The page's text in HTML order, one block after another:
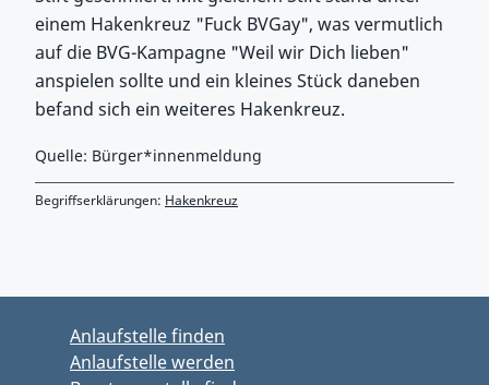
einem Hakenkreuz "Fuck BVGay", was vermutlich
auf die BVG-Kampagne "Weil wir Dich lieben"
anspielen sollte und ein kleines Stück daneben
befand sich ein weiteres Hakenkreuz.
Quelle: Bürger*innenmeldung
Begriffserklärungen: Hakenkreuz
Anlaufstelle finden
Anlaufstelle werden